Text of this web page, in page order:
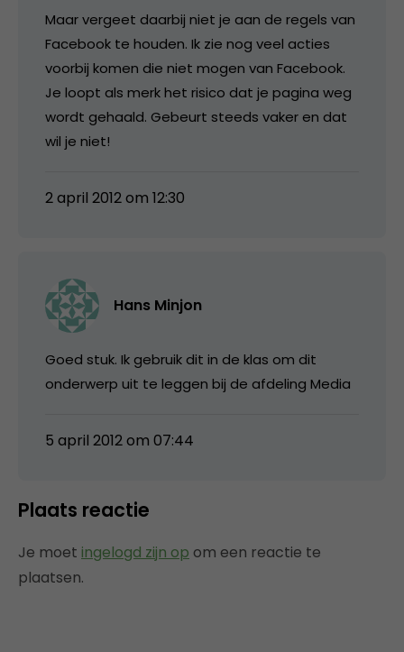
Maar vergeet daarbij niet je aan de regels van
Facebook te houden. Ik zie nog veel acties
voorbij komen die niet mogen van Facebook.
Je loopt als merk het risico dat je pagina weg
wordt gehaald. Gebeurt steeds vaker en dat
wil je niet!
2 april 2012 om 12:30
Hans Minjon
Goed stuk. Ik gebruik dit in de klas om dit
onderwerp uit te leggen bij de afdeling Media
5 april 2012 om 07:44
Plaats reactie
Je moet ingelogd zijn op om een reactie te
plaatsen.